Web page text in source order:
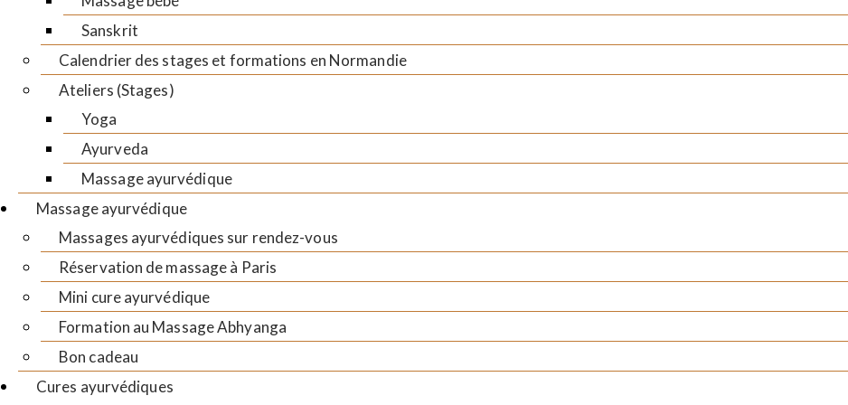
Sanskrit
Calendrier des stages et formations en Normandie
Ateliers (Stages)
Yoga
Ayurveda
Massage ayurvédique
Massage ayurvédique
Massages ayurvédiques sur rendez-vous
Réservation de massage à Paris
Mini cure ayurvédique
Formation au Massage Abhyanga
Bon cadeau
Cures ayurvédiques